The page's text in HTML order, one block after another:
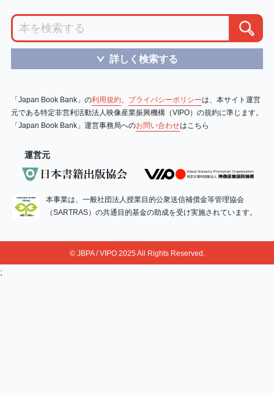
＞ 詳しく検索する
「Japan Book Bank」の利用規約、 プライバシーポリシーは、本サイト運営
元である特定非営利活動法人映像産業振興機構（VIPO）の規約に準じます。
「Japan Book Bank」運営事務局へのお問い合わせはこちら
運営元
本事業は、一般社団法人授業目的公衆送信補償金等管理協会
（SARTRAS）の共通目的基金の助成を受け実施されています。
© JBPA / VIPO 2025 All Rights Reserved.
;